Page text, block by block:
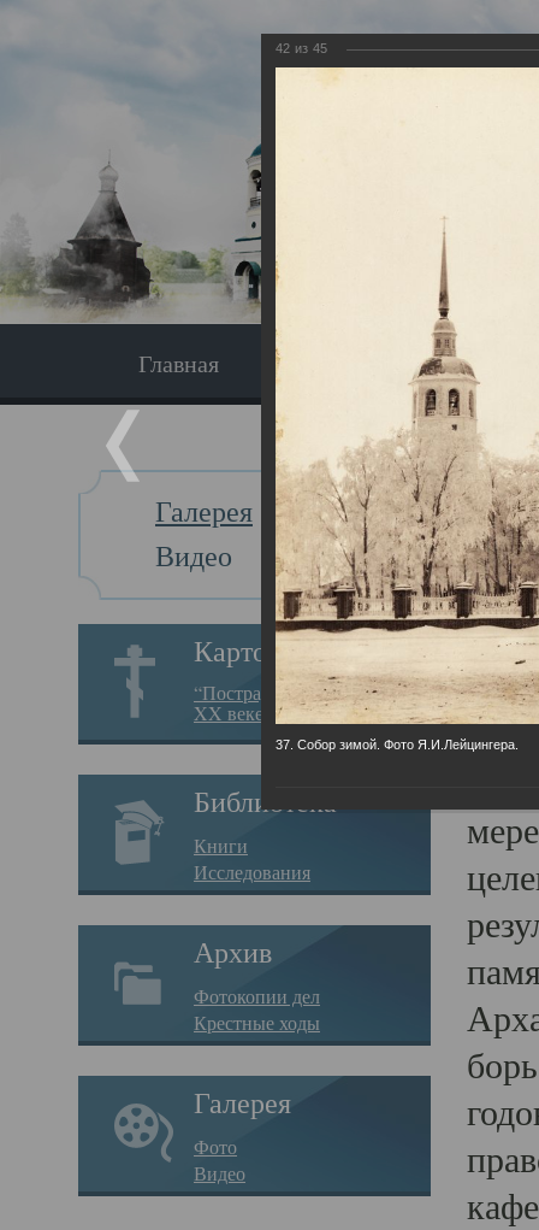
Главная Экскурсия
Галерея
Видео
Картотека
“Пострадавшие за веру в
XX веке на Севере”
Библиотека
Книги
Исследования
Архив
Фотокопии дел
Крестные ходы
Галерея
Фото
Видео
Главная
42 из 45
37. Собор зимой. Фото Я.И.Лейцингера.